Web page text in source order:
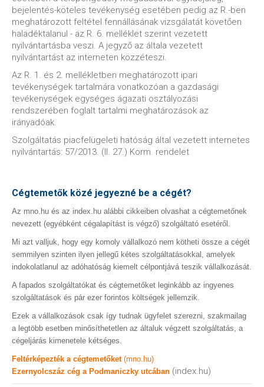
bejelentés-köteles tevékenység esetében pedig az R.-ben
meghatározott feltétel fennállásának vizsgálatát követően
haladéktalanul - az R. 6. melléklet szerint vezetett
nyilvántartásba veszi. A jegyző az általa vezetett
nyilvántartást az interneten közzéteszi.
Az R. 1. és 2. mellékletben meghatározott ipari
tevékenységek tartalmára vonatkozóan a gazdasági
tevékenységek egységes ágazati osztályozási
rendszerében foglalt tartalmi meghatározások az
irányadóak.
Szolgáltatás piacfelügeleti hatóság által vezetett internetes
nyilvántartás: 57/2013. (II. 27.) Korm. rendelet
Cégtemetők közé jegyezné be a cégét?
Az mno.hu és az index.hu alábbi cikkeiben olvashat a cégtemetőnek
nevezett (egyébként cégalapítást is végző) szolgáltató esetéről.
Mi azt valljuk, hogy egy komoly vállalkozó nem kötheti össze a cégét
semmilyen szinten ilyen jellegű kétes szolgáltatásokkal, amelyek
indokolatlanul az adóhatóság kiemelt célpontjává teszik vállalkozását.
A fapados szolgáltatókat és cégtemetőket leginkább az ingyenes
szolgáltatások és pár ezer forintos költségek jellemzik.
Ezek a vállalkozások csak így tudnak ügyfelet szerezni, szakmailag
a legtöbb esetben minősíthetetlen az általuk végzett szolgáltatás, a
cégeljárás kimenetele kétséges.
Feltérképezték a cégtemetőket (mno.hu)
Ezernyolcszáz cég a Podmaniczky utcában (index.hu)